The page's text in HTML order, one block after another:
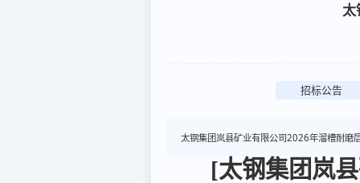
招标公告
太钢集团岚县矿业有限公司2026年溜槽耐磨
[太钢集团岚